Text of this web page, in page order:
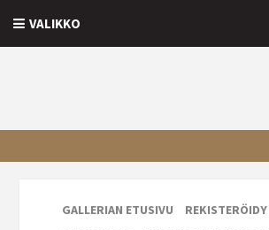
VALIKKO
GALLERIAN ETUSIVU REKISTERÖIDY